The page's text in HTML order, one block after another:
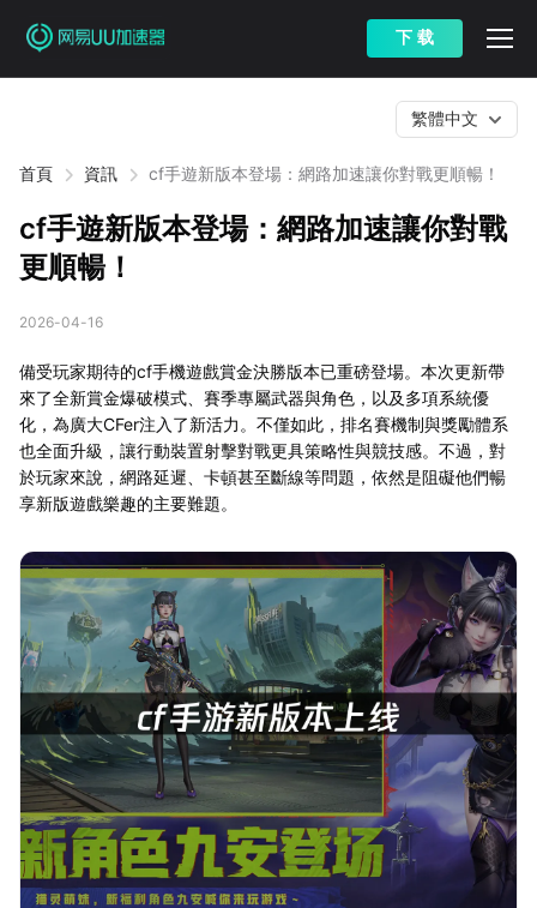
下 载
首頁 資訊 cf手遊新版本登場：網路加速讓你對戰更順暢！
繁體中文
cf手遊新版本登場：網路加速讓你對戰
更順暢！
2026-04-16
備受玩家期待的cf手機遊戲賞金決勝版本已重磅登場。本次更新帶
來了全新賞金爆破模式、賽季專屬武器與角色，以及多項系統優
化，為廣大CFer注入了新活力。不僅如此，排名賽機制與獎勵體系
也全面升級，讓行動裝置射擊對戰更具策略性與競技感。不過，對
於玩家來說，網路延遲、卡頓甚至斷線等問題，依然是阻礙他們暢
享新版遊戲樂趣的主要難題。